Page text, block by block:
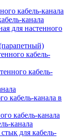
кабель-канала
канала
для настенного
кабель-
кабель-
кабель-канала в
кабель-канала
канала
для кабель-